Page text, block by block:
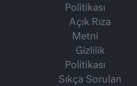
Politikası
Açık Rıza
Metni
Gizlilik
Politikası
Sıkça Sorulan